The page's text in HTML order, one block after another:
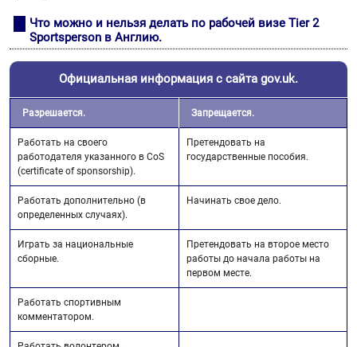
Что можно и нельзя делать по рабочей визе Tier 2
Sportsperson в Англию.
Официальная информация с сайта gov.uk.
Разрешается. Запрещается.
Работать на своего
работодателя указанного в CoS
(certificate of sponsorship).
Претендовать на
государственные пособия.
Работать дополнительно (в
определенных случаях).
Начинать свое дело.
Играть за национальные
сборные.
Претендовать на второе место
работы до начала работы на
первом месте.
Работать спортивным
комментатором.